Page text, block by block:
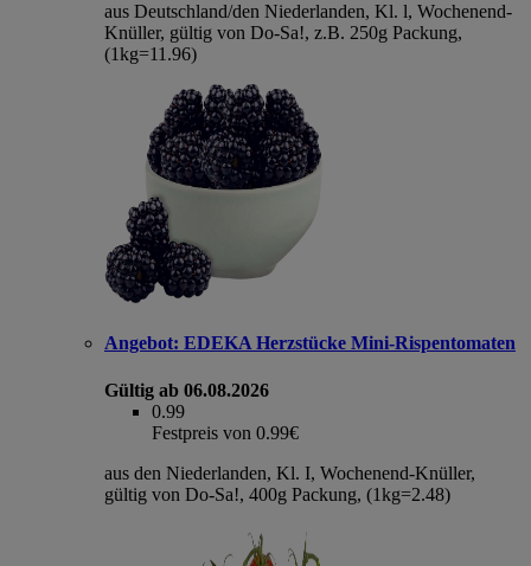
aus Deutschland/den Niederlanden, Kl. l, Wochenend-
Knüller, gültig von Do-Sa!, z.B. 250g Packung,
(1kg=11.96)
Angebot: EDEKA Herzstücke Mini-Rispentomaten
Gültig ab 06.08.2026
0.99
Festpreis von 0.99€
aus den Niederlanden, Kl. I, Wochenend-Knüller,
gültig von Do-Sa!, 400g Packung, (1kg=2.48)